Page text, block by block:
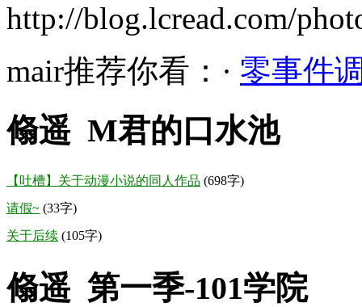
http://blog.lcread.com/
mair推荐你看：· 零事件
翛遥 M君的口水池
【吐槽】关于动漫小说的同人作品 (698字)
请假~ (33字)
关于后续 (105字)
翛遥 第一季-101学院